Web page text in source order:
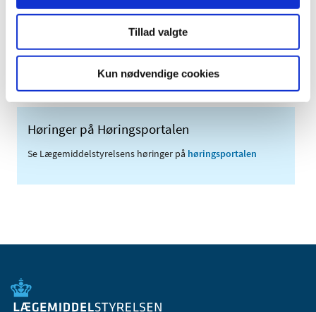
Tillad valgte
Kun nødvendige cookies
(med søgefunktion)
Sikkerhedsmeddelelser om medicinsk udstyr
(med søgefunktion)
Høringer på Høringsportalen
Se Lægemiddelstyrelsens høringer på høringsportalen